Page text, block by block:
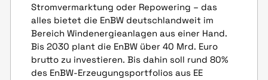
Stromvermarktung oder Repowering – das
alles bietet die EnBW deutschlandweit im
Bereich Windenergieanlagen aus einer Hand.
Bis 2030 plant die EnBW über 40 Mrd. Euro
brutto zu investieren. Bis dahin soll rund 80%
des EnBW-Erzeugungsportfolios aus EE